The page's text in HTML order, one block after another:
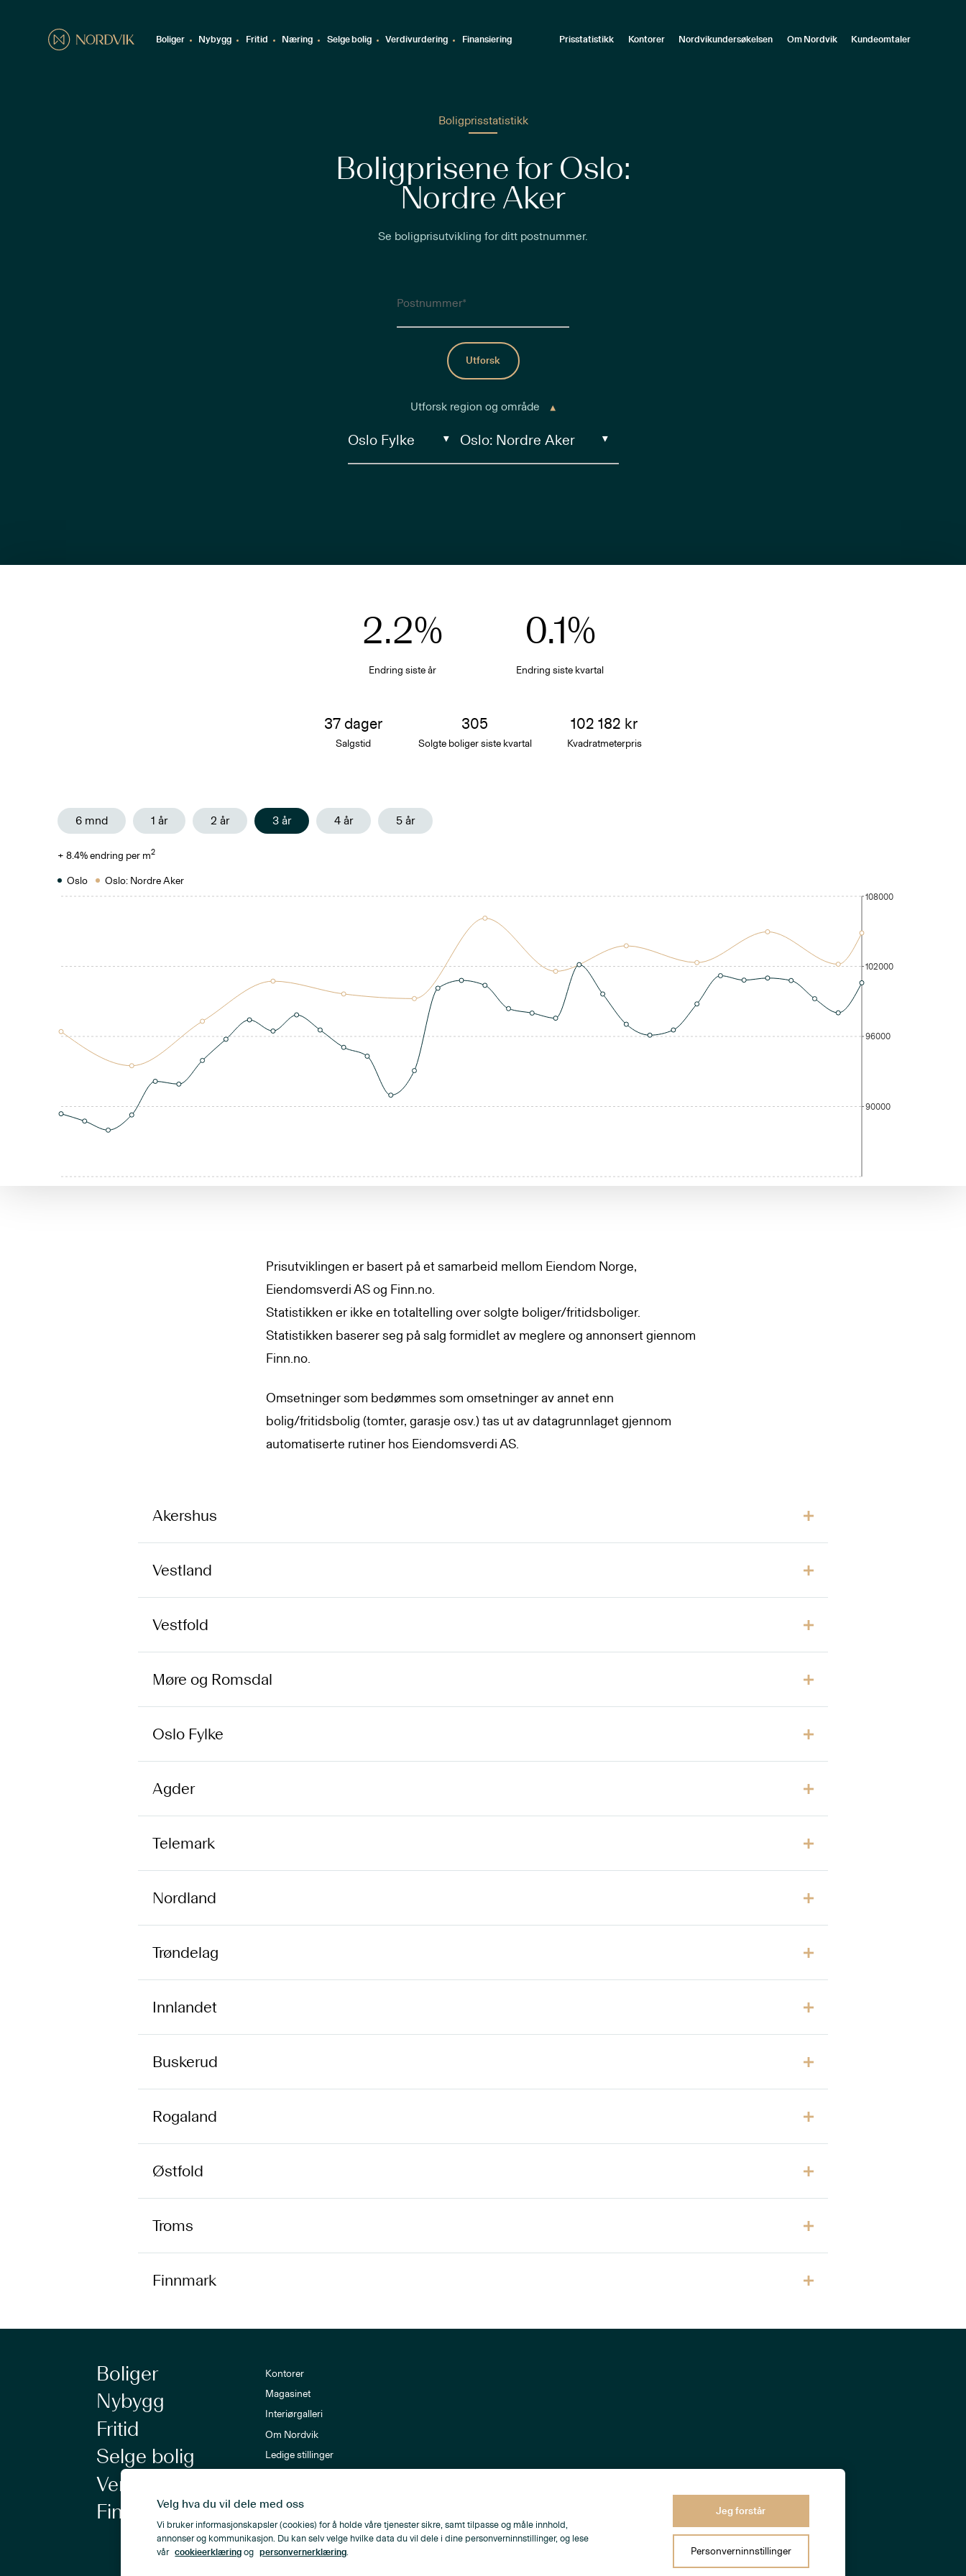
Boliger Nybygg Fritid Næring Selge bolig Verdivurdering Finansiering Prisstatistikk Kontorer Nordvikundersøkelsen Om Nordvik Kundeomtaler
Boligprisstatistikk
Boligprisene for Oslo:
Nordre Aker
Se boligprisutvikling for ditt postnummer.
Postnummer
Utforsk
Utforsk region og område
2.2%
Endring siste år
0.1%
Endring siste kvartal
37 dager
Salgstid
305
Solgte boliger siste kvartal
102 182 kr
Kvadratmeterpris
6 mnd 1 år 2 år 3 år 4 år 5 år
+ 8.4% endring per m2
Oslo Oslo: Nordre Aker
90000
96000
102000
108000
Prisutviklingen er basert på et samarbeid mellom Eiendom Norge,
Eiendomsverdi AS og Finn.no.
Statistikken er ikke en totaltelling over solgte boliger/fritidsboliger.
Statistikken baserer seg på salg formidlet av meglere og annonsert giennom
Finn.no.
Omsetninger som bedømmes som omsetninger av annet enn
bolig/fritidsbolig (tomter, garasje osv.) tas ut av datagrunnlaget gjennom
automatiserte rutiner hos Eiendomsverdi AS.
Akershus
Vestland
Vestfold
Møre og Romsdal
Oslo Fylke
Agder
Telemark
Nordland
Trøndelag
Innlandet
Buskerud
Rogaland
Østfold
Troms
Finnmark
Boliger
Nybygg
Fritid
Selge bolig
Verdivurdering
Finansiering
Kontorer
Magasinet
Interiørgalleri
Om Nordvik
Ledige stillinger
Personvern
Velg hva du vil dele med oss
Vi bruker informasjonskapsler (cookies) for å holde våre tjenester sikre, samt tilpasse og måle innhold,
annonser og kommunikasjon. Du kan selv velge hvilke data du vil dele i dine personverninnstillinger, og lese
vår cookieerklæring og personvernerklæring.
Jeg forstår
Personverninnstillinger